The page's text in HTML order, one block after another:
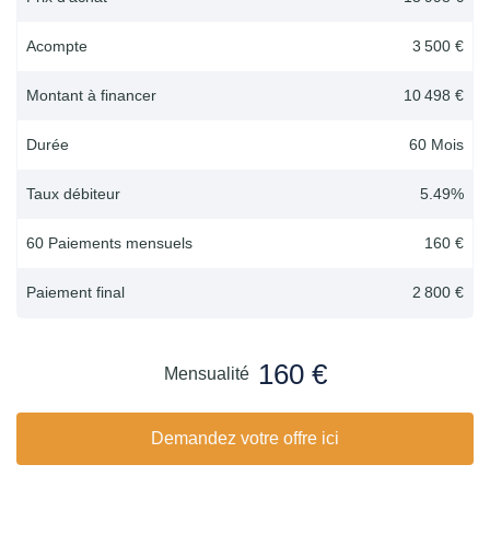
Acompte 3 500 €
Montant à financer 10 498 €
Durée 60 Mois
Taux débiteur 5.49%
60 Paiements mensuels 160 €
Paiement final 2 800 €
Mensualité 160 €
Demandez votre offre ici